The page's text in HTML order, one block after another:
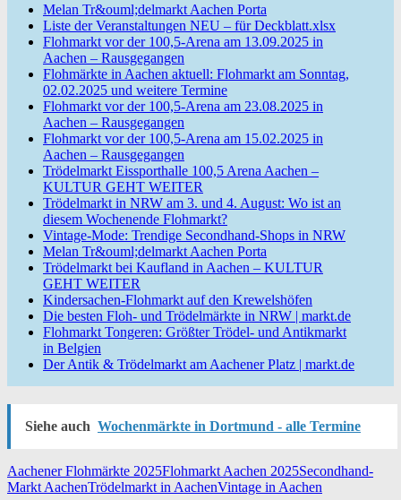
Melan Tr&ouml;delmarkt Aachen Porta
Liste der Veranstaltungen NEU – für Deckblatt.xlsx
Flohmarkt vor der 100,5-Arena am 13.09.2025 in
Aachen – Rausgegangen
Flohmärkte in Aachen aktuell: Flohmarkt am Sonntag,
02.02.2025 und weitere Termine
Flohmarkt vor der 100,5-Arena am 23.08.2025 in
Aachen – Rausgegangen
Flohmarkt vor der 100,5-Arena am 15.02.2025 in
Aachen – Rausgegangen
Trödelmarkt Eissporthalle 100,5 Arena Aachen –
KULTUR GEHT WEITER
Trödelmarkt in NRW am 3. und 4. August: Wo ist an
diesem Wochenende Flohmarkt?
Vintage-Mode: Trendige Secondhand-Shops in NRW
Melan Tr&ouml;delmarkt Aachen Porta
Trödelmarkt bei Kaufland in Aachen – KULTUR
GEHT WEITER
Kindersachen-Flohmarkt auf den Krewelshöfen
Die besten Floh- und Trödelmärkte in NRW | markt.de
Flohmarkt Tongeren: Größter Trödel- und Antikmarkt
in Belgien
Der Antik & Trödelmarkt am Aachener Platz | markt.de
Siehe auch Wochenmärkte in Dortmund - alle Termine
Aachener Flohmärkte 2025Flohmarkt Aachen 2025Secondhand-
Markt AachenTrödelmarkt in AachenVintage in Aachen